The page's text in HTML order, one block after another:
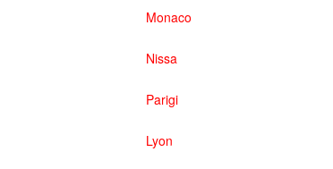
Monaco
Nissa
Parigi
Lyon